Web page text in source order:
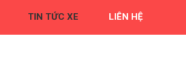
TIN TỨC XE LIÊN HỆ